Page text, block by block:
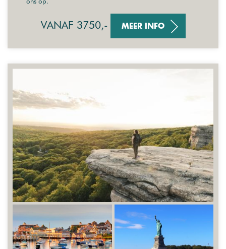
VANAF 3750,- MEER INFO